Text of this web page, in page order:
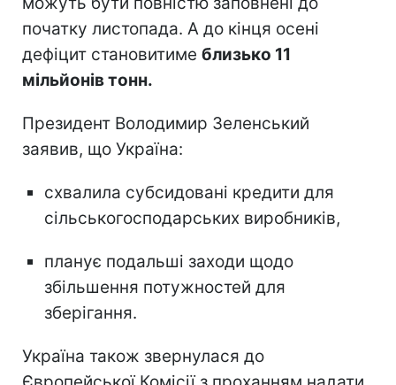
початку листопада. А до кінця осені
дефіцит становитиме близько 11
мільйонів тонн.
Президент Володимир Зеленський
заявив, що Україна:
схвалила субсидовані кредити для
сільськогосподарських виробників,
планує подальші заходи щодо
збільшення потужностей для
зберігання.
Україна також звернулася до